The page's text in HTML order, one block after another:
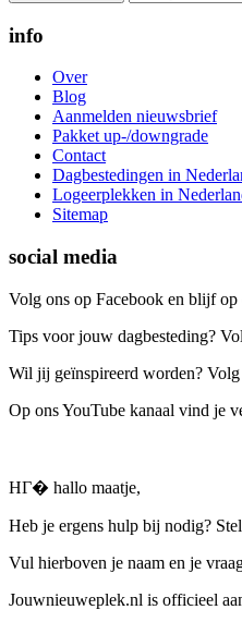
info
Over
Blog
Aanmelden nieuwsbrief
Pakket up-/downgrade
Contact
Dagbestedingen in
Logeerplekken in
Sitemap
social media
Volg ons op Facebook en blijf
Tips voor jouw dagbesteding?
Wil jij geïnspireerd worden?
Op ons YouTube kanaal vind je
HГ� hallo maatje,
Heb je ergens hulp bij nodig?
Vul hierboven je naam en je
Jouwnieuweplek.nl is officieel